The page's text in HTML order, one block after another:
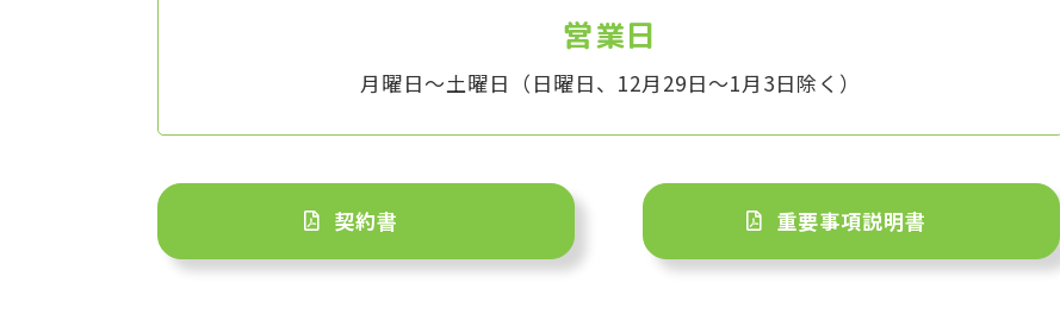
営業日
月曜日～土曜日（日曜日、12月29日～1月3日除く）
契約書 重要事項説明書